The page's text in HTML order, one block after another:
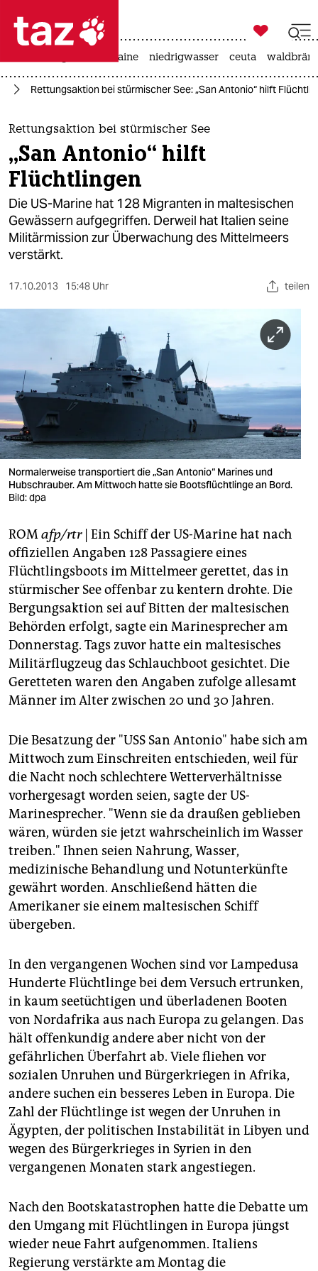
 taz zahl ich
taz zahl ich
themen
politik
öko
gesellschaft
kultur
sport
wahrheit
verlag
verlag
veranstaltungen
shop
fragen & hilfe
unterstützen
abo
genossenschaft
epaper login

taz zahl ich
krieg in der ukraine niedrigwasser ceuta
Rettungsaktion bei stürmischer See: „San Antonio“ hilft
Rettungsaktion bei stürmischer See
„San Antonio“ hilft
Flüchtlingen
Die US-Marine hat 128 Migranten in maltesischen
Gewässern aufgegriffen. Derweil hat Italien seine
Militärmission zur Überwachung des Mittelmeers
verstärkt.
17.10.2013 15:48 Uhr teilen
Normalerweise transportiert die „San Antonio“ Marines und
Hubschrauber. Am Mittwoch hatte sie Bootsflüchtlinge an Bord.
Bild: dpa
ROMafp/rtr| Ein Schiff der US-Marine hat nach
offiziellen Angaben 128 Passagiere eines
Flüchtlingsboots im Mittelmeer gerettet, das in
stürmischer See offenbar zu kentern drohte. Die
Bergungsaktion sei auf Bitten der maltesischen
Behörden erfolgt, sagte ein Marinesprecher am
Donnerstag. Tags zuvor hatte ein maltesisches
Militärflugzeug das Schlauchboot gesichtet. Die
Geretteten waren den Angaben zufolge allesamt
Männer im Alter zwischen 20 und 30 Jahren.
Die Besatzung der "USS San Antonio" habe sich am
Mittwoch zum Einschreiten entschieden, weil für
die Nacht noch schlechtere Wetterverhältnisse
vorhergesagt worden seien, sagte der US-
Marinesprecher. "Wenn sie da draußen geblieben
wären, würden sie jetzt wahrscheinlich im Wasser
treiben." Ihnen seien Nahrung, Wasser,
medizinische Behandlung und Notunterkünfte
gewährt worden. Anschließend hätten die
Amerikaner sie einem maltesischen Schiff
übergeben.
In den vergangenen Wochen sind vor Lampedusa
Hunderte Flüchtlinge bei dem Versuch ertrunken,
in kaum seetüchtigen und überladenen Booten
von Nordafrika aus nach Europa zu gelangen. Das
hält offenkundig andere aber nicht von der
gefährlichen Überfahrt ab. Viele fliehen vor
sozialen Unruhen und Bürgerkriegen in Afrika,
andere suchen ein besseres Leben in Europa. Die
Zahl der Flüchtlinge ist wegen der Unruhen in
Ägypten, der politischen Instabilität in Libyen und
wegen des Bürgerkrieges in Syrien in den
vergangenen Monaten stark angestiegen.
Nach den Bootskatastrophen hatte die Debatte um
den Umgang mit Flüchtlingen in Europa jüngst
wieder neue Fahrt aufgenommen. Italiens
Regierung verstärkte am Montag die